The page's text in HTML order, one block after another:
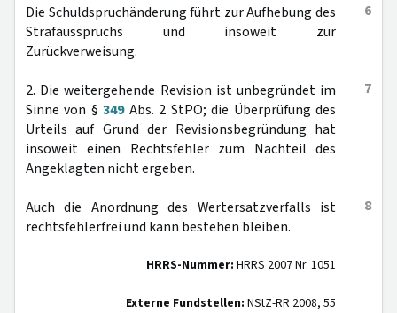
6
Die Schuldspruchänderung führt zur Aufhebung des
Strafausspruchs und insoweit zur
Zurückverweisung.
7
2. Die weitergehende Revision ist unbegründet im
Sinne von §349Abs. 2 StPO; die Überprüfung des
Urteils auf Grund der Revisionsbegründung hat
insoweit einen Rechtsfehler zum Nachteil des
Angeklagten nicht ergeben.
8
Auch die Anordnung des Wertersatzverfalls ist
rechtsfehlerfrei und kann bestehen bleiben.
HRRS-Nummer: HRRS 2007 Nr. 1051
Externe Fundstellen: NStZ-RR 2008, 55